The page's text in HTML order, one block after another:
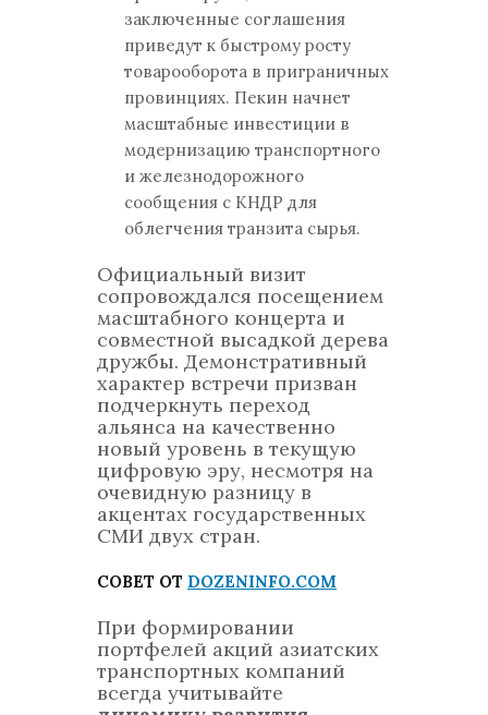
заключенные соглашения
приведут к быстрому росту
товарооборота в приграничных
провинциях. Пекин начнет
масштабные инвестиции в
модернизацию транспортного
и железнодорожного
сообщения с КНДР для
облегчения транзита сырья.
Официальный визит
сопровождался посещением
масштабного концерта и
совместной высадкой дерева
дружбы. Демонстративный
характер встречи призван
подчеркнуть переход
альянса на качественно
новый уровень в текущую
цифровую эру, несмотря на
очевидную разницу в
акцентах государственных
СМИ двух стран.
СОВЕТ ОТ DOZENINFO.COM
При формировании
портфелей акций азиатских
транспортных компаний
всегда учитывайте